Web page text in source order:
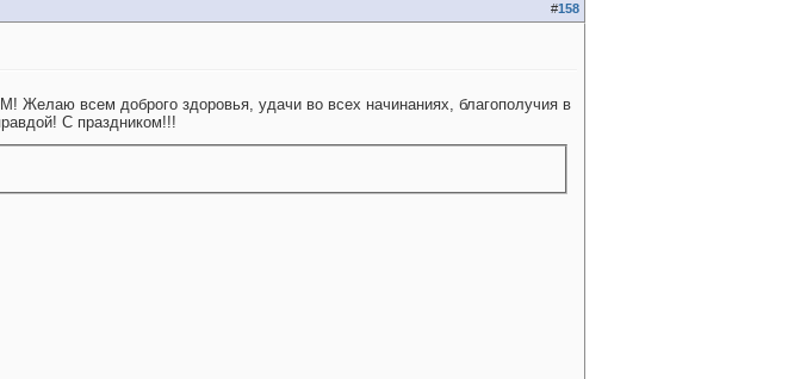
#158
всем доброго здоровья, удачи во всех начинаниях, благополучия в
С праздником!!!